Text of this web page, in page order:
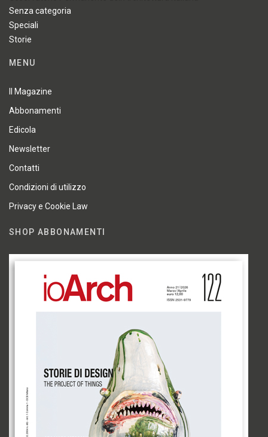
Senza categoria
Speciali
Storie
MENU
Il Magazine
Abbonamenti
Edicola
Newsletter
Contatti
Condizioni di utilizzo
Privacy e Cookie Law
SHOP ABBONAMENTI